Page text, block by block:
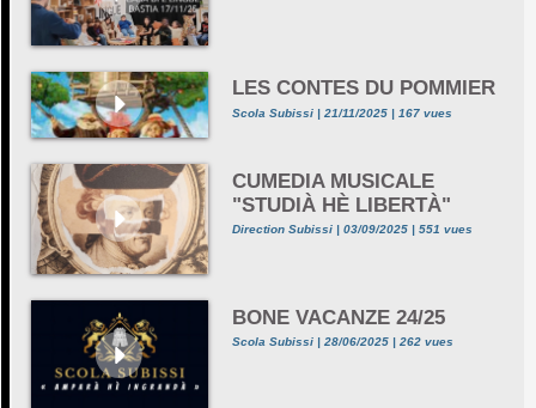
LES CONTES DU POMMIER
Scola Subissi | 21/11/2025 | 167 vues
CUMEDIA MUSICALE
"STUDIÀ HÈ LIBERTÀ"
Direction Subissi | 03/09/2025 | 551 vues
BONE VACANZE 24/25
Scola Subissi | 28/06/2025 | 262 vues